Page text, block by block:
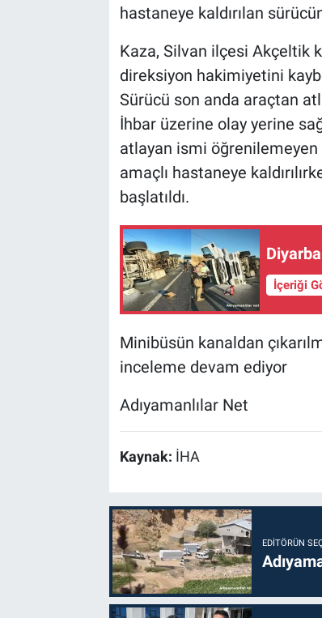
hastaneye kaldırılan
Kaza, Silvan ilçesi Akçeltik
direksiyon hakimiyetini
Sürücü son anda araçtan
İhbar üzerine olay yerine
atlayan ismi öğrenilemeyen
amaçlı hastaneye
başlatıldı.
İçeriği
Minibüsün kanaldan
inceleme devam ediyor
Adıyamanlılar Net
Kaynak: İHA
EDITÖRÜN